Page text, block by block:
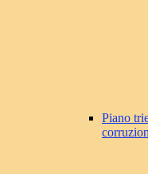
Piano